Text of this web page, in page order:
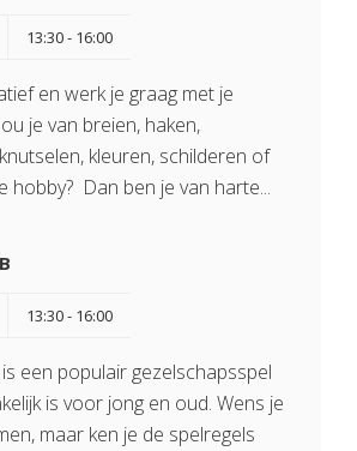
13:30 - 16:00
en werk je graag met je
je van breien, haken,
kleuren, schilderen of
hobby? Dan ben je van harte...
13:30 - 16:00
is een populair gezelschapsspel
is voor jong en oud. Wens je
maar ken je de spelregels